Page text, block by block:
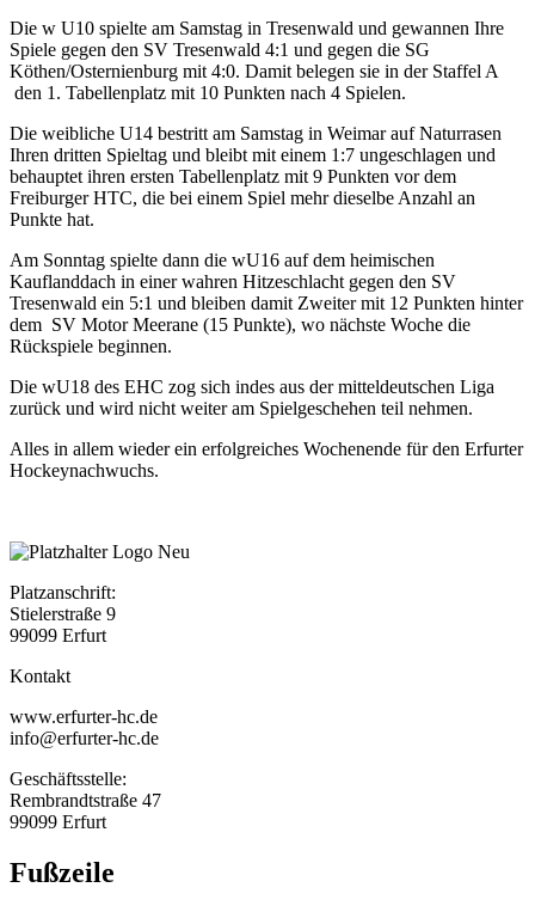
Die w U10 spielte am Samstag in Tresenwald und gewannen Ihre
Spiele gegen den SV Tresenwald 4:1 und gegen die SG
Köthen/Osternienburg mit 4:0. Damit belegen sie in der Staffel A
den 1. Tabellenplatz mit 10 Punkten nach 4 Spielen.
Die weibliche U14 bestritt am Samstag in Weimar auf Naturrasen
Ihren dritten Spieltag und bleibt mit einem 1:7 ungeschlagen und
behauptet ihren ersten Tabellenplatz mit 9 Punkten vor dem
Freiburger HTC, die bei einem Spiel mehr dieselbe Anzahl an
Punkte hat.
Am Sonntag spielte dann die wU16 auf dem heimischen
Kauflanddach in einer wahren Hitzeschlacht gegen den SV
Tresenwald ein 5:1 und bleiben damit Zweiter mit 12 Punkten hinter
dem SV Motor Meerane (15 Punkte), wo nächste Woche die
Rückspiele beginnen.
Die wU18 des EHC zog sich indes aus der mitteldeutschen Liga
zurück und wird nicht weiter am Spielgeschehen teil nehmen.
Alles in allem wieder ein erfolgreiches Wochenende für den Erfurter
Hockeynachwuchs.
Platzanschrift:
Stielerstraße 9
99099 Erfurt
Kontakt
www.erfurter-hc.de
info@erfurter-hc.de
Geschäftsstelle:
Rembrandtstraße 47
99099 Erfurt
Fußzeile